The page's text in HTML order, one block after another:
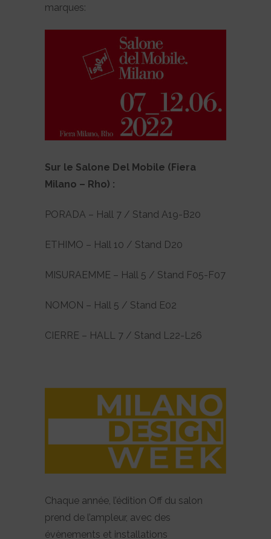
marques:
Sur le Salone Del Mobile (Fiera
Milano – Rho) :
PORADA – Hall 7 / Stand A19-B20
ETHIMO – Hall 10 / Stand D20
MISURAEMME – Hall 5 / Stand F05-F07
NOMON – Hall 5 / Stand E02
CIERRE – HALL 7 / Stand L22-L26
Chaque année, l’édition Off du salon
prend de l’ampleur, avec des
évènements et installations